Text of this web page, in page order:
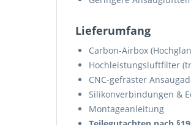
Lieferumfang
Carbon-Airbox
Hochleistungsluftfilter
CNC-gefräster
Silikonverbindungen &
Montageanleitung